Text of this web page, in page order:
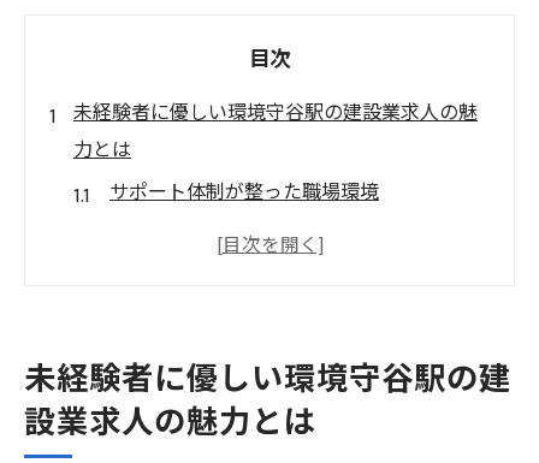
目次
未経験者に優しい環境守谷駅の建設業求人の魅
力とは
サポート体制が整った職場環境
未経験でも安心して働けるポイント
やりがいを感じる仕事内容
地域密着型のプロジェクトが豊富
寮付き求人で生活費を節約守谷駅の建設業での
未経験者に優しい環境守谷駅の建
設業求人の魅力とは